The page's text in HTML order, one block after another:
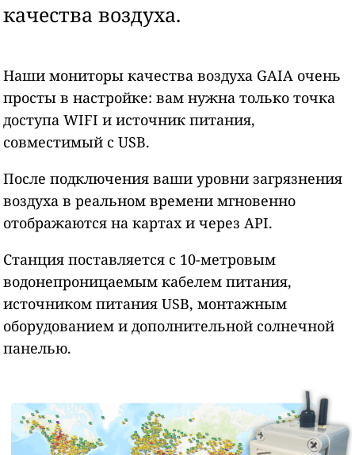
качества воздуха.
Наши мониторы качества воздуха GAIA очень
просты в настройке: вам нужна только точка
доступа WIFI и источник питания,
совместимый с USB.
После подключения ваши уровни загрязнения
воздуха в реальном времени мгновенно
отображаются на картах и через API.
Станция поставляется с 10-метровым
водонепроницаемым кабелем питания,
источником питания USB, монтажным
оборудованием и дополнительной солнечной
панелью.